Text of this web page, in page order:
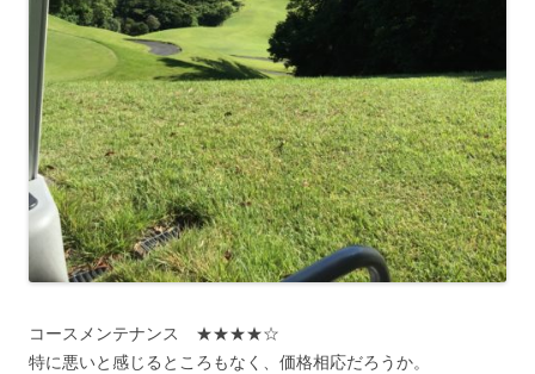
コースメンテナンス ★★★★☆
特に悪いと感じるところもなく、価格相応だろうか。